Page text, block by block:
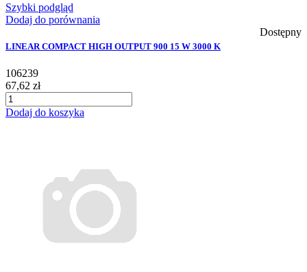
Szybki podgląd
Dodaj do porównania
Dostępny
LINEAR COMPACT HIGH OUTPUT 900 15 W 3000 K
106239
67,62 zł
Dodaj do koszyka